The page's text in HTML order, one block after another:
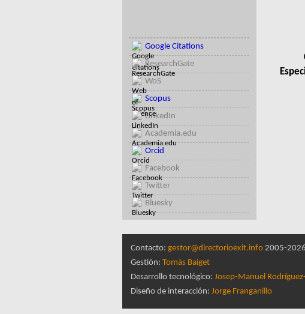
Google Citations
ResearchGate
WoS
Scopus
LinkedIn
Academia.edu
Orcid
Facebook
Twitter
Bluesky
Contacto: gestor@directorioexit.info 2005-2026
Gestión: Tomàs Baiget
Desarrollo tecnológico: Josep-Manuel
Diseño de interacción: Jorge Franganillo